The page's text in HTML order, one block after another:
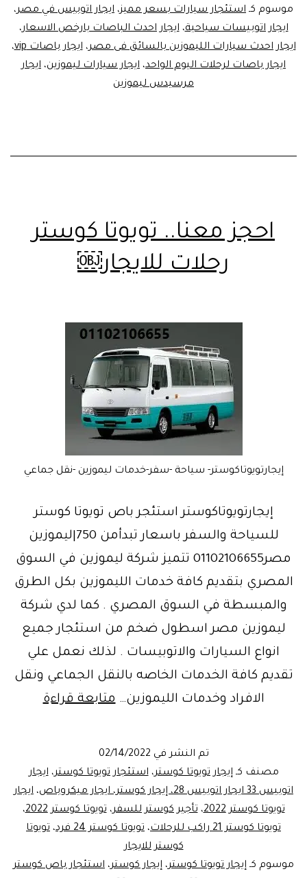
موسوم كـ استئجار سيارات بسعر مميز، ايجار اتوبيس في مصر،
ايجار اتوبيسات سياحية،ايجار احدث الباصات بارخص الاسعار،
ايجار احدث سيارات الليموزين بالسائق فى مصر،ايجار باصات vip
،
ايجار باصات لرحلات اليوم الواحد، ايجار سيارات ليموزين، ايجار
مرسيدس ليموزين
احجز معنا.. تويوتا كوستر
رحلات للايجار￼
إيجارتويوتاكوستر- سياحة -سفر-خدمات ليموزين -نقل جماعي
إيجارتويوتاكوستر استئجر باص تويوتا كوستر
للسياحة والسفر باسعار تبدأمن 750|ليموزين
مصر01102106655 تتميز شركة ليموزين في السوق
المصري بتقديم كافة خدمات الليموزين بكل الطرق
والمبسطة في السوق المصري . كما لدي شركة
ليموزين مصر اسطول ضخم من استئجار جميع
انواع السيارات والاتوبيسات . لذلك نعمل علي
تقديم كافة الخدمات الخاصه بالنقل الجماعي ونقل
الافراد وخدمات الليموزين…متابعة قراءةاحجز
كوستر
رحلات
للايجار
تم النشر في 02/14/2022
مصنف كـإيجار تويوتا كوستر،استئجار تويوتا كوستر،ايجار
اتوبيس 33 ايجار اتوبيس 28، إيجار كوستر، ايجار ميكروباص
، ايجار
تويوتا كوستر 2022
،تأجير كوستر للسفر،تويوتا كوستر 2022
،
تويوتا كوستر 21 راكب للرحلات
، تويوتا كوستر 24 فرد ، تويوتا
كوستر للايجار
موسوم كـ إيجار تويوتا كوستر، إيجار كوستر، استئجار باص كوستر